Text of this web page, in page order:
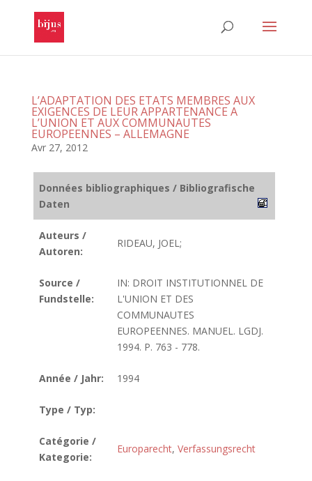
L’ADAPTATION DES ETATS MEMBRES AUX
EXIGENCES DE LEUR APPARTENANCE A
L’UNION ET AUX COMMUNAUTES
EUROPEENNES – ALLEMAGNE
Avr 27, 2012
Données bibliographiques / Bibliografische
Daten
Auteurs /
Autoren:
RIDEAU, JOEL;
Source /
Fundstelle:
IN: DROIT INSTITUTIONNEL DE
L'UNION ET DES
COMMUNAUTES
EUROPEENNES. MANUEL. LGDJ.
1994. P. 763 - 778.
Année / Jahr: 1994
Type / Typ:
Catégorie /
Kategorie:
Europarecht, Verfassungsrecht